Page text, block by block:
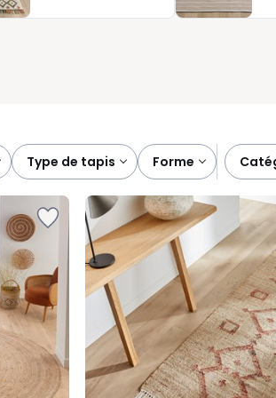
type de tapis forme